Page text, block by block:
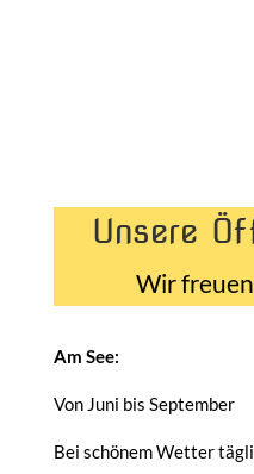
Unsere
Wir
Am See:
Von Juni bis September
Bei schönem Wetter